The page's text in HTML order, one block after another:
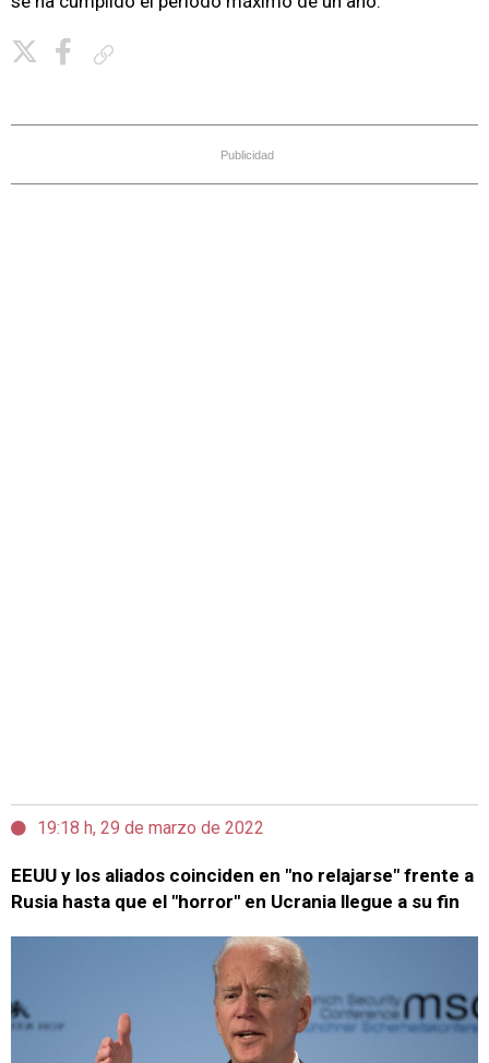
Publicidad
19:18 h, 29 de marzo de 2022
EEUU y los aliados coinciden en "no relajarse" frente a
Rusia hasta que el "horror" en Ucrania llegue a su fin